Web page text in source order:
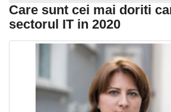
Care sunt cei mai doriti
sectorul IT in 2020